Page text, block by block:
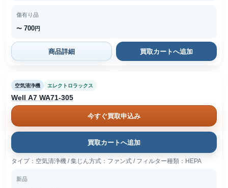
傷有り品
〜 700円
商品詳細 買取カートへ追加
空気清浄機 エレクトロラックス
Well A7 WA71-305
今すぐ買取申込み
買取カートへ追加
タイプ：空気清浄機 / 集じん方式：ファン式 / フィルター種類：HEPA
新品